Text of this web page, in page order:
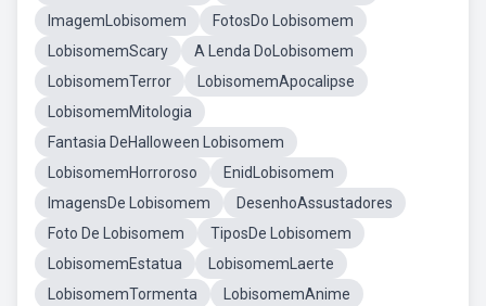
ImagemLobisomem
FotosDo Lobisomem
LobisomemScary
A Lenda DoLobisomem
LobisomemTerror
LobisomemApocalipse
LobisomemMitologia
Fantasia DeHalloween Lobisomem
LobisomemHorroroso
EnidLobisomem
ImagensDe Lobisomem
DesenhoAssustadores
Foto De Lobisomem
TiposDe Lobisomem
LobisomemEstatua
LobisomemLaerte
LobisomemTormenta
LobisomemAnime